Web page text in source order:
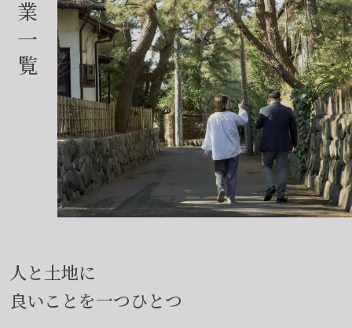
業
一
覧
人と土地に
良いことを一つひとつ